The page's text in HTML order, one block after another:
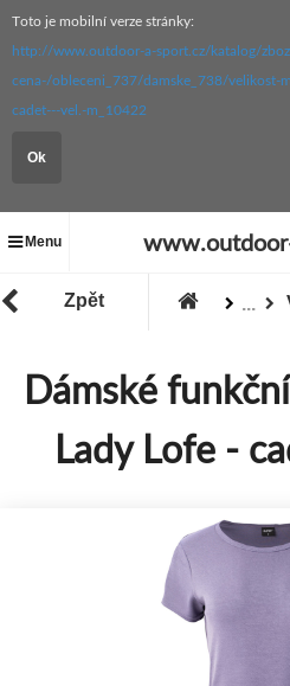
Toto je mobilní verze stránky:
http://www.outdoor-a-sport.cz/katalog/
cena-/obleceni_737/damske_738/
cadet---vel.-m_10422
Ok
Menu
Zpět ...
Dámské
Lady Lofe -